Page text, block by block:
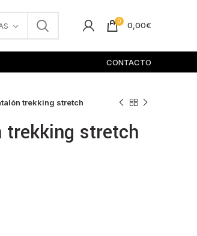
0 0,00€
CONTACTO
trekking stretch
trekking stretch